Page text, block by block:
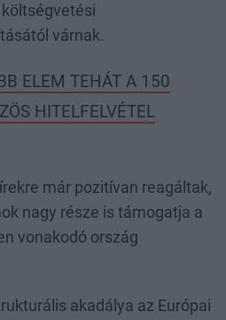
várnak.
ELEM TEHÁT A 150
HITELFELVÉTEL
már pozitívan reagáltak,
nagy része is támogatja a
vonakodó ország
akadálya az Európai